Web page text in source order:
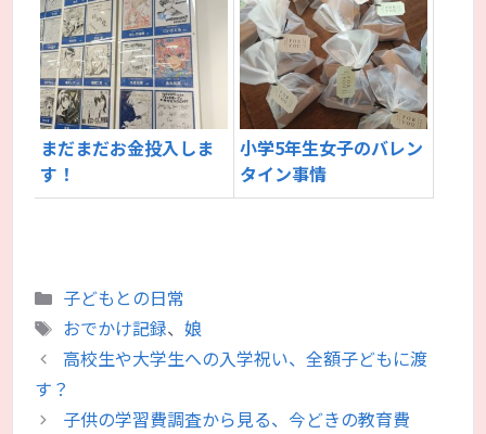
まだまだお金投入しま
す！
小学5年生女子のバレン
タイン事情
カ
テ
ゴ
リ
ー
子どもとの日常
タ
グ
おでかけ記録、 娘
高校生や大学生への入学祝い、全額子どもに渡
す？
子供の学習費調査から見る、今どきの教育費